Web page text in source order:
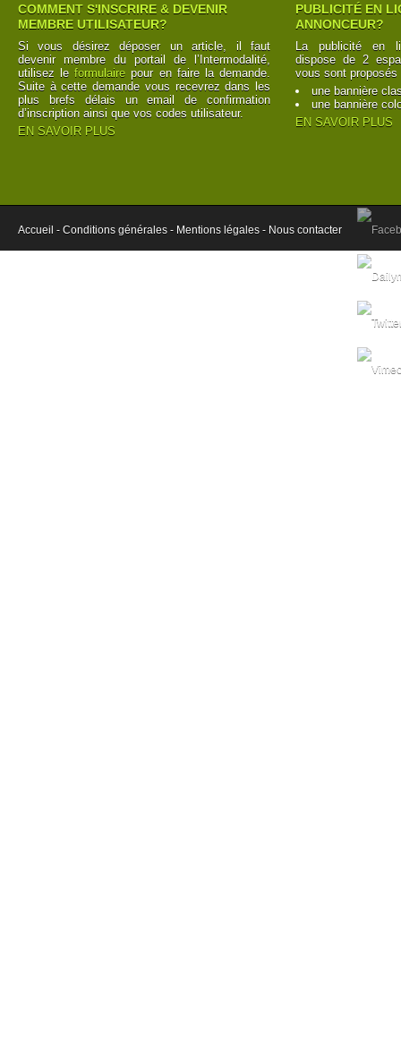
COMMENT S'INSCRIRE & DEVENIR
MEMBRE UTILISATEUR?
Si vous désirez déposer un article, il faut
devenir membre du portail de l’Intermodalité,
utilisez leformulaire pour en faire la demande.
Suite à cette demande vous recevrez dans les
plus brefs délais un email de confirmation
d’inscription ainsi que vos codes utilisateur.
EN SAVOIR PLUS
PUBLICITÉ EN
ANNONCEUR?
La publicité en
dispose de 2
vous sont proposés
une bannière
une bannière
EN SAVOIR PLUS
Accueil - Conditions générales - Mentions légales - Nous contacter